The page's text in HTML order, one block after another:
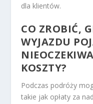
dla klientów.
CO ZROBIĆ,
WYJAZDU
KOSZTY?
Podczas podróży
takie jak opłaty za